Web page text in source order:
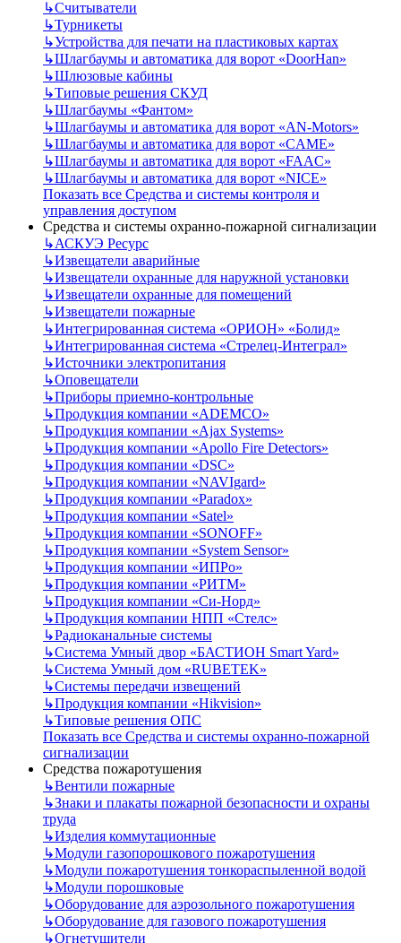
↳Считыватели
↳Турникеты
↳Устройства для печати на пластиковых картах
↳Шлагбаумы и автоматика для ворот «DoorHan»
↳Шлюзовые кабины
↳Типовые решения СКУД
↳Шлагбаумы «Фантом»
↳Шлагбаумы и автоматика для ворот «AN-Motors»
↳Шлагбаумы и автоматика для ворот «CAME»
↳Шлагбаумы и автоматика для ворот «FAAC»
↳Шлагбаумы и автоматика для ворот «NICE»
Показать все Средства и системы контроля и
управления доступом
Средства и системы охранно-пожарной сигнализации
↳АСКУЭ Ресурс
↳Извещатели аварийные
↳Извещатели охранные для наружной установки
↳Извещатели охранные для помещений
↳Извещатели пожарные
↳Интегрированная система «ОРИОН» «Болид»
↳Интегрированная система «Стрелец-Интеграл»
↳Источники электропитания
↳Оповещатели
↳Приборы приемно-контрольные
↳Продукция компании «ADEMCO»
↳Продукция компании «Ajax Systems»
↳Продукция компании «Apollo Fire Detectors»
↳Продукция компании «DSC»
↳Продукция компании «NAVIgard»
↳Продукция компании «Paradox»
↳Продукция компании «Satel»
↳Продукция компании «SONOFF»
↳Продукция компании «System Sensor»
↳Продукция компании «ИПРо»
↳Продукция компании «РИТМ»
↳Продукция компании «Си-Норд»
↳Продукция компании НПП «Стелс»
↳Радиоканальные системы
↳Система Умный двор «БАСТИОН Smart Yard»
↳Система Умный дом «RUBETEK»
↳Системы передачи извещений
↳Продукция компании «Hikvision»
↳Типовые решения ОПС
Показать все Средства и системы охранно-пожарной
сигнализации
Средства пожаротушения
↳Вентили пожарные
↳Знаки и плакаты пожарной безопасности и охраны
труда
↳Изделия коммутационные
↳Модули газопорошкового пожаротушения
↳Модули пожаротушения тонкораспыленной водой
↳Модули порошковые
↳Оборудование для аэрозольного пожаротушения
↳Оборудование для газового пожаротушения
↳Огнетушители